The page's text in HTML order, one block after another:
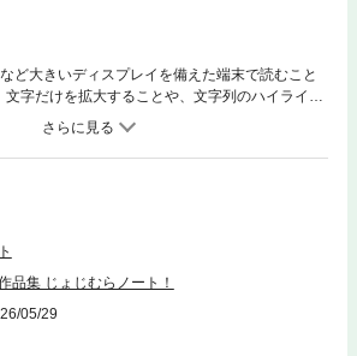
ど大きいディスプレイを備えた端末で読むこと
字だけを拡大することや、文字列のハイライ
引用などの機能が使用できません。架空女児・じ
ノスタルジーを刺激する、カラフルポップな全作
す。ご自宅に1冊、架空女児のノートはいかがで
品集 じょじむらノート！
05/29